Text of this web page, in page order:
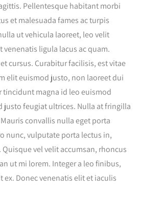
Pellentesque habitant morbi
et malesuada fames ac turpis
ut vehicula laoreet, leo velit
ligula lacus ac quam.
cursus. Curabitur facilisis, est vitae
elit euismod justo, non laoreet dui
tincidunt magna id leo euismod
justo feugiat ultrices. Nulla at fringilla
convallis nulla eget porta
nunc, vulputate porta lectus in,
vel velit accumsan, rhoncus
ut mi lorem. Integer a leo finibus,
Donec venenatis elit et iaculis